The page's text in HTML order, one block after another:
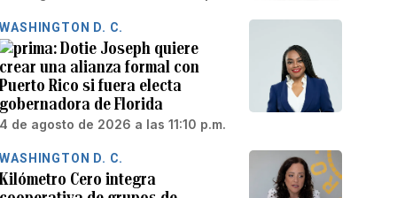
WASHINGTON D. C.
Dotie Joseph quiere
crear una alianza formal con
Puerto Rico si fuera electa
gobernadora de Florida
4 de agosto de 2026 a las 11:10 p.m.
WASHINGTON D. C.
Kilómetro Cero integra